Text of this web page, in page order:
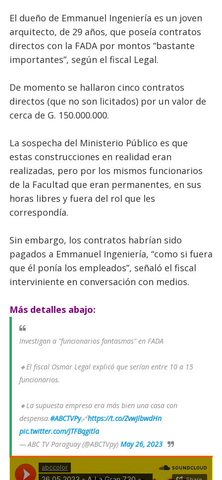
El dueño de Emmanuel Ingeniería es un joven
arquitecto, de 29 años, que poseía contratos
directos con la FADA por montos “bastante
importantes”, según el fiscal Legal.
De momento se hallaron cinco contratos
directos (que no son licitados) por un valor de
cerca de G. 150.000.000.
La sospecha del Ministerio Público es que
estas construcciones en realidad eran
realizadas, pero por los mismos funcionarios
de la Facultad que eran permanentes, en sus
horas libres y fuera del rol que les
correspondía.
Sin embargo, los contratos habrían sido
pagados a Emmanuel Ingeniería, “como si fuera
que él ponía los empleados”, señaló el fiscal
interviniente en conversación con medios.
Más detalles abajo:
Investigan a "funcionarios fantasmas" en FADA
🔸El fiscal Osmar Legal explicó que serían entre 10 a 15
funcionarios.
🔸La supuesta empresa era más bien una casa con
despensa.#ABCTVPy🔗https://t.co/ZvwJlbwdHn
pic.twitter.com/JTFBqgitla
— ABC TV Paraguay (@ABCTVpy) May 26, 2023